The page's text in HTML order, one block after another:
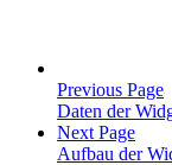
Previous Page
Daten der
Next Page
Aufbau der